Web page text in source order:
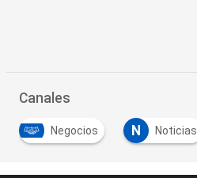
Canales
Negocios N Noticias